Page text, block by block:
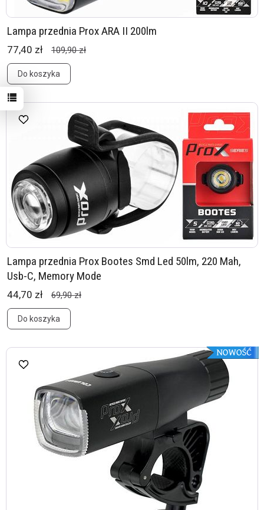
Lampa przednia Prox ARA II 200lm
77,40 zł 109,90 zł
Do koszyka
Lampa przednia Prox Bootes Smd Led 50lm, 220 Mah,
Usb-C, Memory Mode
44,70 zł 69,90 zł
Do koszyka